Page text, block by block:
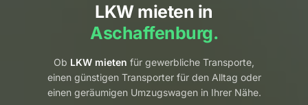
LKW mieten in
Aschaffenburg.
Ob LKW mieten für gewerbliche Transporte,
einen günstigen Transporter für den Alltag oder
einen geräumigen Umzugswagen in Ihrer Nähe.